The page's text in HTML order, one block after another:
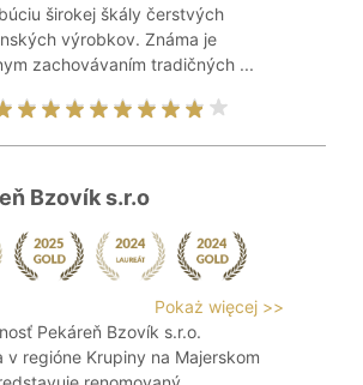
širokej škály čerstvých
výrobkov. Známa je
zachovávaním tradičných ...
Bzovík s.r.o
Pokaż więcej >>
Pekáreň Bzovík s.r.o.
v regióne Krupiny na Majerskom